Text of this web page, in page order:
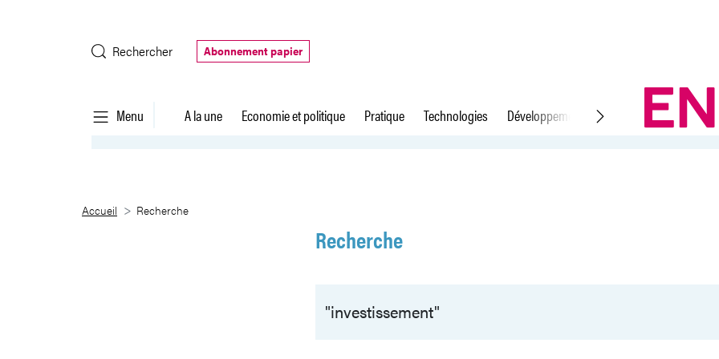
Rechercher
Abonnement papier
Menu A la une Economie et politique Pratique Technologies Développement durable Droit du travail
Recherche
Accueil Recherche
Recherche